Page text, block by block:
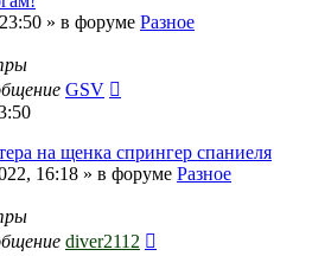
» в форуме Разное
GSV
на щенка спрингер спаниеля
16:18 » в форуме Разное
diver2112